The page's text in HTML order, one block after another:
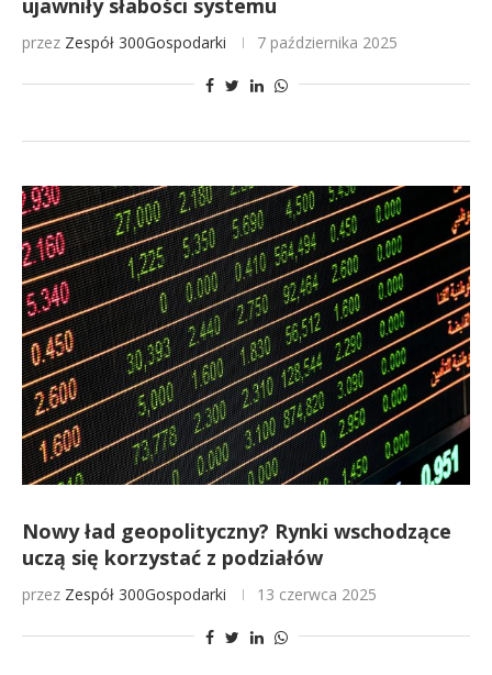
ujawniły słabości systemu
przez Zespół 300Gospodarki 7 października 2025
Nowy ład geopolityczny? Rynki wschodzące
uczą się korzystać z podziałów
przez Zespół 300Gospodarki 13 czerwca 2025